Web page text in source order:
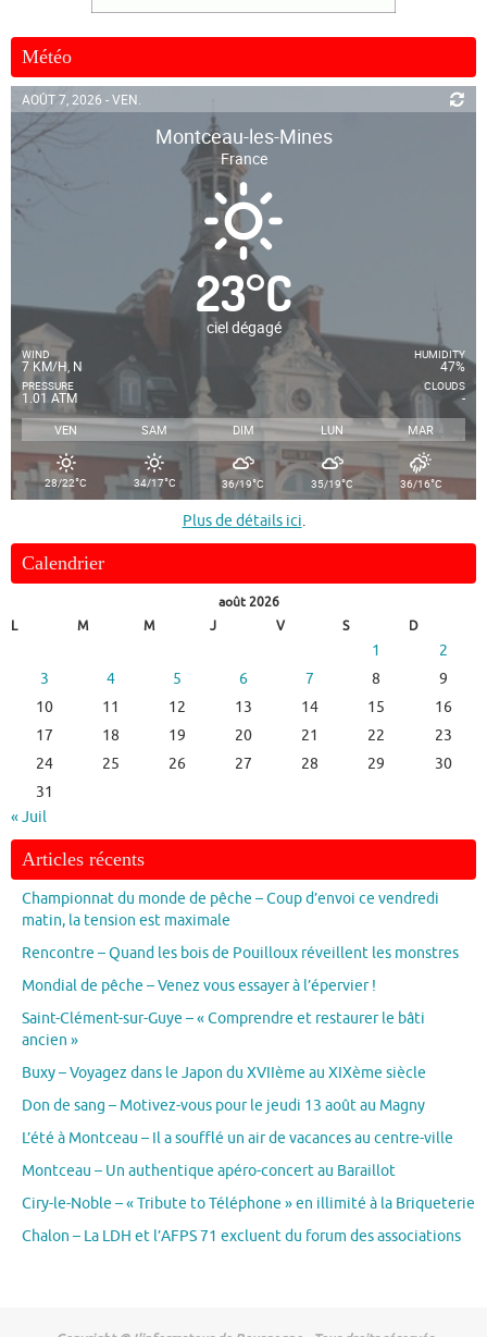
Météo
AOÛT 7, 2026 - VEN.
Montceau-les-Mines
France
23°C
ciel dégagé
WIND
7 KM/H, N
PRESSURE
1.01 ATM
HUMIDITY
47%
CLOUDS
-
VEN SAM DIM LUN MAR
28/22°C 34/17°C 36/19°C 35/19°C 36/16°C
Plus de détails ici.
Calendrier
août 2026
L
M M J V S D
1
2
3
4 5 6 7 8
9
10
11 12 13 14 15
16
17
18 19 20 21 22
23
24
25 26 27 28 29
30
31
« Juil
Articles récents
Championnat du monde de pêche – Coup d’envoi ce vendredi
matin, la tension est maximale
Rencontre – Quand les bois de Pouilloux réveillent les monstres
Mondial de pêche – Venez vous essayer à l’épervier !
Saint-Clément-sur-Guye – « Comprendre et restaurer le bâti
ancien »
Buxy – Voyagez dans le Japon du XVIIème au XIXème siècle
Don de sang – Motivez-vous pour le jeudi 13 août au Magny
L’été à Montceau – Il a soufflé un air de vacances au centre-ville
Montceau – Un authentique apéro-concert au Baraillot
Ciry-le-Noble – « Tribute to Téléphone » en illimité à la Briqueterie
Chalon – La LDH et l’AFPS 71 excluent du forum des associations